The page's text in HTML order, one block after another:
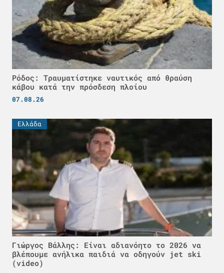
Ρόδος: Τραυματίστηκε ναυτικός από θραύση
κάβου κατά την πρόσδεση πλοίου
07.08.26
Ελλάδα
Γιώργος Βάλλης: Είναι αδιανόητο το 2026 να
βλέπουμε ανήλικα παιδιά να οδηγούν jet ski
(video)